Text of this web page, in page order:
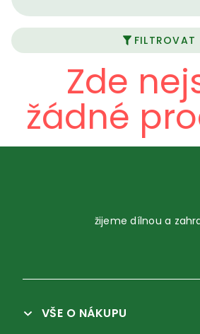
FILTROVAT
Zde
žádné
žijeme dílnou a
VŠE O NÁKUPU